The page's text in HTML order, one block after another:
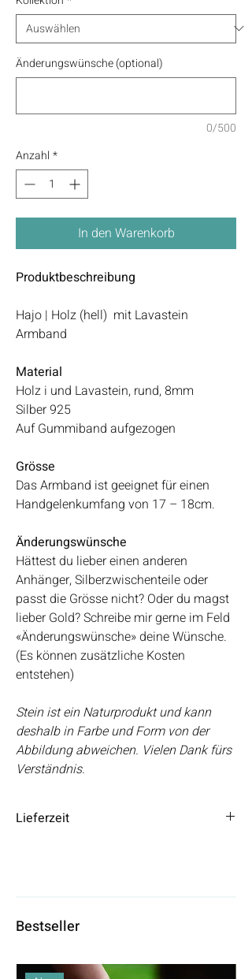
Änderungswünsche (optional)
0/500
Anzahl *
In den Warenkorb
Produktbeschreibung
Hajo | Holz (hell) mit Lavastein
Armband
Material
Holz i und Lavastein, rund, 8mm
Silber 925
Auf Gummiband aufgezogen
Grösse
Das Armband ist geeignet für einen
Handgelenkumfang von 17 – 18cm.
Änderungswünsche
Hättest du lieber einen anderen
Anhänger, Silberzwischenteile oder
passt die Grösse nicht? Oder du magst
lieber Gold? Schreibe mir gerne im Feld
«Änderungswünsche» deine Wünsche.
(Es können zusätzliche Kosten
entstehen)
Stein ist ein Naturprodukt und kann
deshalb in Farbe und Form von der
Abbildung abweichen. Vielen Dank fürs
Verständnis.
Lieferzeit
Bestseller